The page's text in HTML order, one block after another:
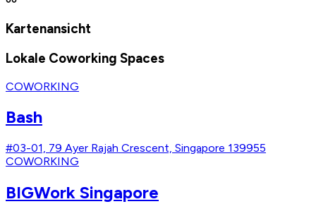
Kartenansicht
Lokale Coworking Spaces
COWORKING
Bash
#03-01, 79 Ayer Rajah Crescent, Singapore 139955
COWORKING
BIGWork Singapore